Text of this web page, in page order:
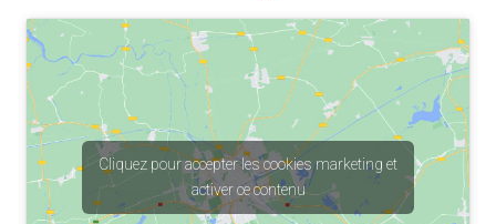
Cliquez pour accepter les cookies marketing et
activer ce contenu